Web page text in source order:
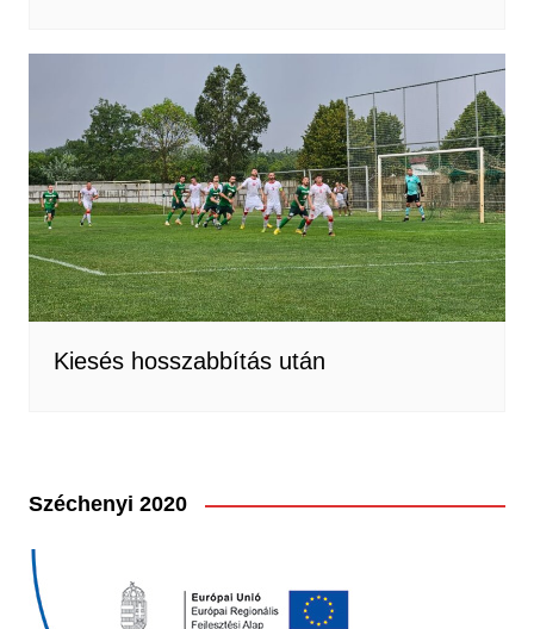
Kiesés hosszabbítás után
Széchenyi 2020